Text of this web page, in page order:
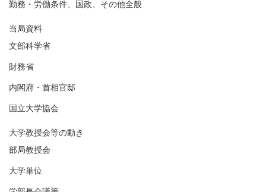
勤務・労働条件、国政、その他全般
当局資料
文部科学省
財務省
内閣府・首相官邸
国立大学協会
大学教授会等の動き
部局教授会
大学単位